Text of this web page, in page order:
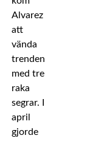
Alvarez
att
vända
trenden
med tre
raka
segrar. I
april
gjorde